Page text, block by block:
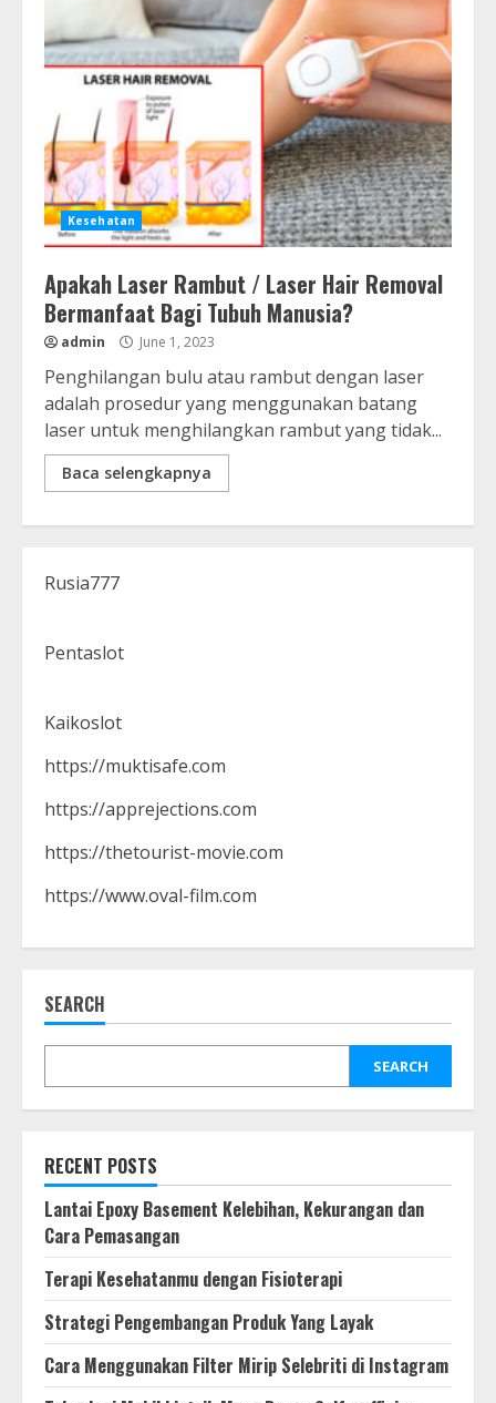
Kesehatan
Apakah Laser Rambut / Laser Hair Removal
Bermanfaat Bagi Tubuh Manusia?
admin June 1, 2023
Penghilangan bulu atau rambut dengan laser
adalah prosedur yang menggunakan batang
laser untuk menghilangkan rambut yang tidak...
Baca selengkapnya
Rusia777
Pentaslot
Kaikoslot
https://muktisafe.com
https://apprejections.com
https://thetourist-movie.com
https://www.oval-film.com
SEARCH
SEARCH
RECENT POSTS
Lantai Epoxy Basement Kelebihan, Kekurangan dan
Cara Pemasangan
Terapi Kesehatanmu dengan Fisioterapi
Strategi Pengembangan Produk Yang Layak
Cara Menggunakan Filter Mirip Selebriti di Instagram
3
4
Cara Menggunakan Filter Mirip
5
Teknologi Mobil Listrik Masa Depan
Self-sufficing
June 22, 2023
The Continuum Condo: Peluncuran